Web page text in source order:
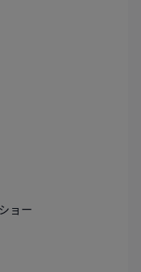
ョー